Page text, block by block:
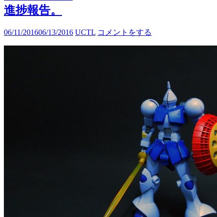
進捗報告。
06/11/201606/13/2016 UCTL コメントをする